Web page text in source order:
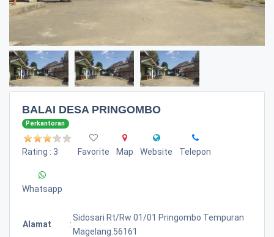
BALAI DESA PRINGOMBO
Perkantoran
Rating : 3 Favorite Map Website Telepon
Whatsapp
Alamat :
Sidosari Rt/rw 01/01 Pringombo Tempuran
Magelang.56161